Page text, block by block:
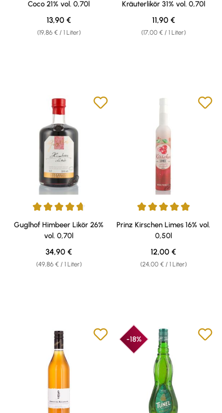
Coco 21% vol. 0,70l
(19,86 € / 1 Liter)
Regulärer Preis:
13,90 €
Kräuterlikör 31% vol. 0,70l
(17,00 € / 1 Liter)
Regulärer Preis:
11,90 €
Durchschnittliche Bewertung von 4.83 von 5 Sternen
Guglhof Himbeer Likör 26%
vol. 0,70l
(49,86 € / 1 Liter)
Regulärer Preis:
34,90 €
Durchschnittliche Bewertung
Prinz Kirschen Limes 16% vol.
0,50l
(24,00 € / 1 Liter)
Regulärer Preis:
12,00 €
-18%